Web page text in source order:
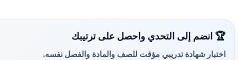
🏆 انضم إلى التحدي واحصل على ترتيبك
اختبار شهادة تدريبي مؤقت للصف والمادة والفصل نفسه.